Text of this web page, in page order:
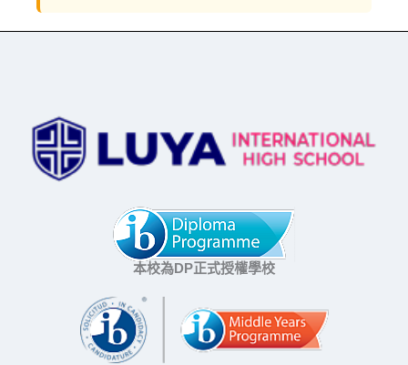
本校為DP正式授權學校